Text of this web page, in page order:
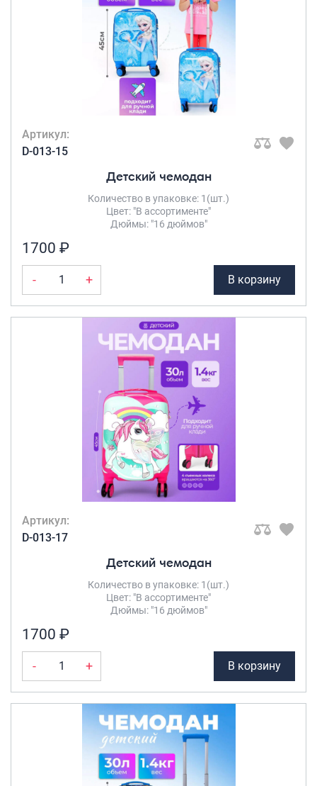
Артикул:
D-013-15
Детский чемодан
Количество в упаковке: 1(шт.)
Цвет: "В ассортименте"
Дюймы: "16 дюймов"
1700 ₽
- + В корзину
Артикул:
D-013-17
Детский чемодан
Количество в упаковке: 1(шт.)
Цвет: "В ассортименте"
Дюймы: "16 дюймов"
1700 ₽
- + В корзину